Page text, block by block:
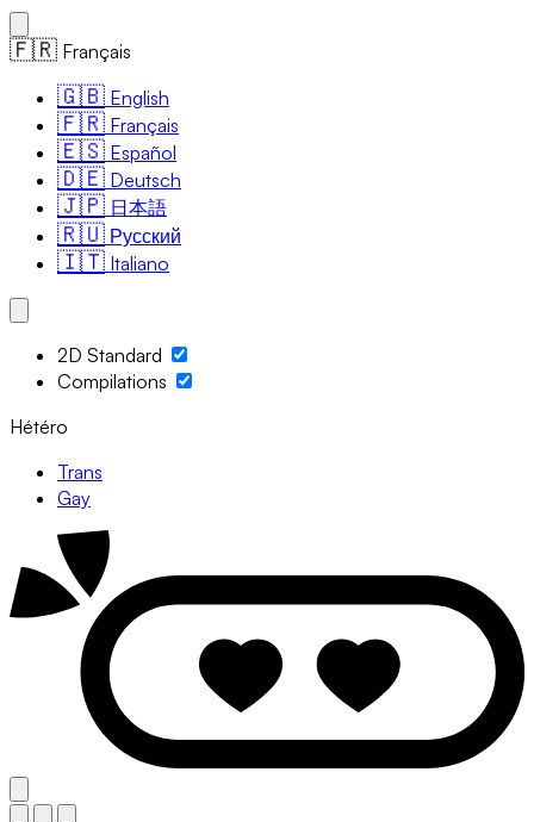
🇫🇷 Français
🇬🇧 English
🇫🇷 Français
🇪🇸 Español
🇩🇪 Deutsch
🇯🇵 日本語
🇷🇺 Русский
🇮🇹 Italiano
2D Standard
Compilations
Hétéro
Trans
Gay